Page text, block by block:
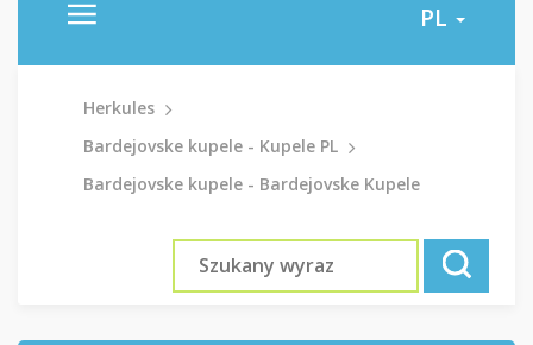
PL
Herkules
Bardejovske kupele - Kupele PL
Bardejovske kupele - Bardejovske Kupele